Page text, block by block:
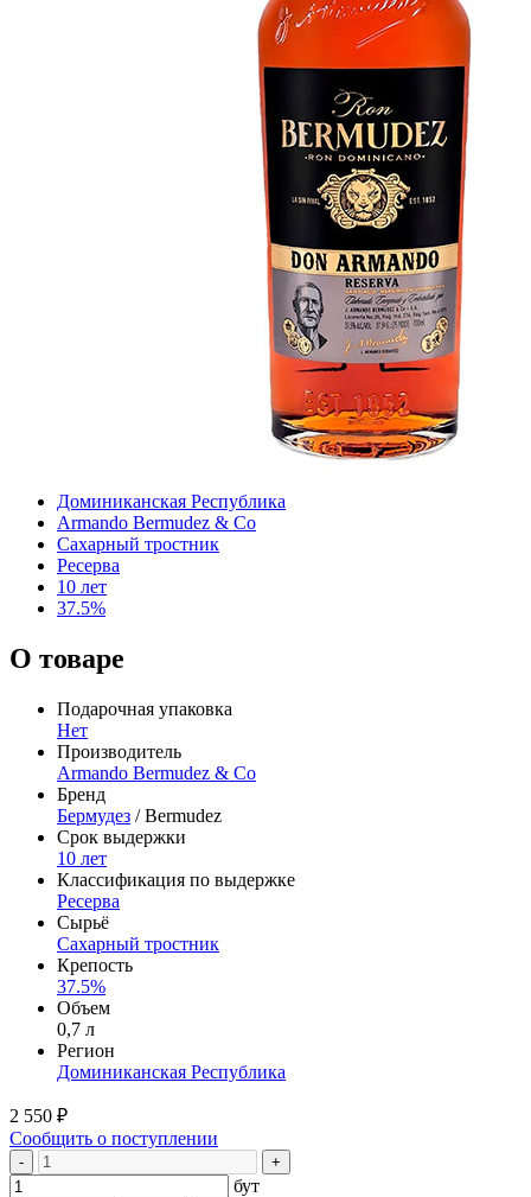
Доминиканская Республика
Armando Bermudez & Co
Сахарный тростник
Ресерва
10 лет
37.5%
О товаре
Подарочная упаковка
Нет
Производитель
Armando Bermudez & Co
Бренд
Бермудез / Bermudez
Срок выдержки
10 лет
Классификация по выдержке
Ресерва
Сырьё
Сахарный тростник
Крепость
37.5%
Объем
0,7 л
Регион
Доминиканская Республика
2 550 ₽
Сообщить о поступлении
- +
бут